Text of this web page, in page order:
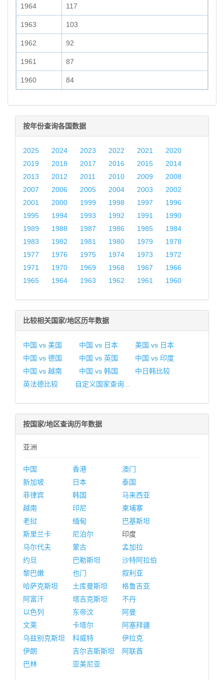
1964 117
1963 103
1962 92
1961 87
1960 84
按年份查询各国数据
2025 2024 2023 2022 2021
2020
2019
2018 2017 2016 2015
2014
2013
2012 2011 2010 2009
2008
2007
2006 2005 2004 2003
2002
2001
2000 1999 1998 1997
1996
1995
1994 1993 1992 1991
1990
1989
1988 1987 1986 1985
1984
1983
1982 1981 1980 1979
1978
1977
1976 1975 1974 1973
1972
1971
1970 1969 1968 1967
1966
1965
1964 1963 1962 1961 1960
比较相关国家/地区历年数据
中国 vs 美国 中国 vs 日本
美国 vs 日本
中国 vs 德国
中国 vs 英国
中国 vs 印度
中国 vs 越南
中国 vs 韩国
中日韩比较
英法德比较
自定义国家查询...
按国家/地区查询历年数据
亚洲
中国 香港
澳门
新加坡
日本
泰国
菲律宾
韩国
马来西亚
越南
印尼
柬埔寨
老挝
缅甸
巴基斯坦
斯里兰卡
尼泊尔
印度
马尔代夫
蒙古
孟加拉
约旦
巴勒斯坦
沙特阿拉伯
黎巴嫩
也门
叙利亚
哈萨克斯坦
土库曼斯坦
格鲁吉亚
阿富汗
塔吉克斯坦
不丹
以色列
东帝汶
阿曼
文莱
卡塔尔
阿塞拜疆
乌兹别克斯坦
科威特
伊拉克
伊朗
吉尔吉斯斯坦
阿联酋
巴林
亚美尼亚